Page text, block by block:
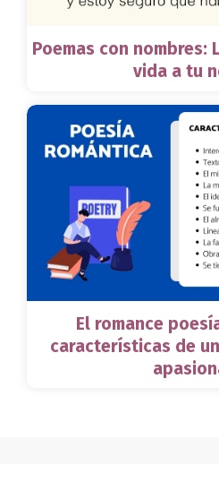
Poemas con nombres:
vida a tu
El romance
características de